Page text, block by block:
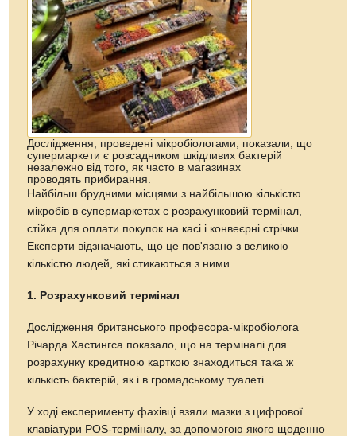
Дослідження, проведені мікробіологами, показали, що
супермаркети є розсадником шкідливих бактерій
незалежно від того, як часто в магазинах
проводять прибирання.
Найбільш брудними місцями з найбільшою кількістю
мікробів в супермаркетах є розрахунковий термінал,
стійка для оплати покупок на касі і конвеєрні стрічки.
Експерти відзначають, що це пов'язано з великою
кількістю людей, які стикаються з ними.
1. Розрахунковий термінал
Дослідження британського професора-мікробіолога
Річарда Хастингса показало, що на терміналі для
розрахунку кредитною карткою знаходиться така ж
кількість бактерій, як і в громадському туалеті.
У ході експерименту фахівці взяли мазки з цифрової
клавіатури POS-терміналу, за допомогою якого щоденно